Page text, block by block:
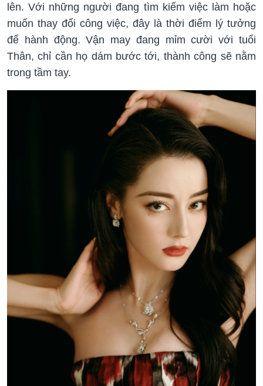
lên. Với những người đang tìm kiếm việc làm hoặc
muốn thay đổi công việc, đây là thời điểm lý tưởng
để hành động. Vận may đang mỉm cười với tuổi
Thân, chỉ cần họ dám bước tới, thành công sẽ nằm
trong tầm tay.